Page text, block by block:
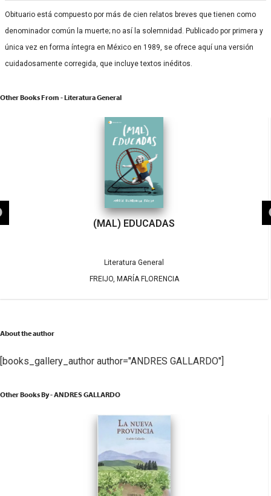
Obituario está compuesto por más de cien relatos breves que tienen como
denominador común la muerte; no así la solemnidad. Publicado por primera y
única vez en forma íntegra en México en 1989, se ofrece aquí una versión
cuidadosamente corregida, que incluye textos inéditos.
Other Books From - Literatura General
(MAL) EDUCADAS
Literatura General
FREIJO, MARÍA FLORENCIA
About the author
[books_gallery_author author="ANDRES GALLARDO"]
Other Books By - ANDRES GALLARDO